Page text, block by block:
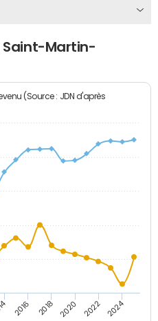
Saint-Martin-
(Source : JDN d'après
2016 2018 2020 2022 2024